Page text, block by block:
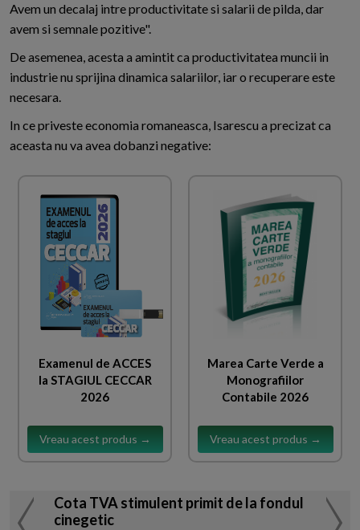
Avem un decalaj intre productivitate si salarii de pilda, dar
avem si semnale pozitive".
De asemenea, acesta a amintit ca productivitatea muncii in
industrie nu sprijina dinamica salariilor, iar o recuperare este
necesara.
In ce priveste economia romaneasca, Isarescu a precizat ca
aceasta nu va avea dobanzi negative:
Examenul de ACCES
la STAGIUL CECCAR
2026
Vreau acest produs →
Marea Carte Verde a
Monografiilor
Contabile 2026
Vreau acest produs →
Cota TVA stimulent primit de la fondul
cinegetic